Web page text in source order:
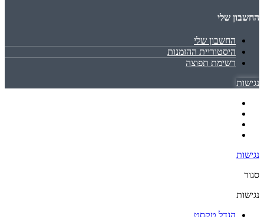
החשבון שלי
החשבון שלי
היסטוריית ההזמנות
רשימת תפוצה
נגישות
נגישות
סגור
נגישות